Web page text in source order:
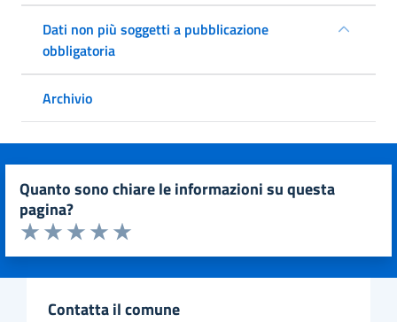
Dati non più soggetti a pubblicazione
obbligatoria
Archivio
quanto sono chiare le informazioni su questa
pagina?
Valuta da 1 a 5 stelle la pagina
Valuta 5 stelle su 5
Valuta 4 stelle su 5
Valuta 3 stelle su 5
Valuta 2 stelle su 5
Valuta 1 stelle su 5
contatta il comune